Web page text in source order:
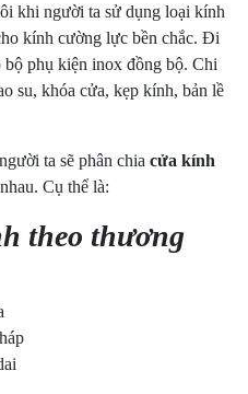
khi người ta sử dụng loại kính
kính cường lực bền chắc. Đi
phụ kiện inox đồng bộ. Chi
su, khóa cửa, kẹp kính, bản lề
ta sẽ phân chia cửa kính
Cụ thể là:
theo thương